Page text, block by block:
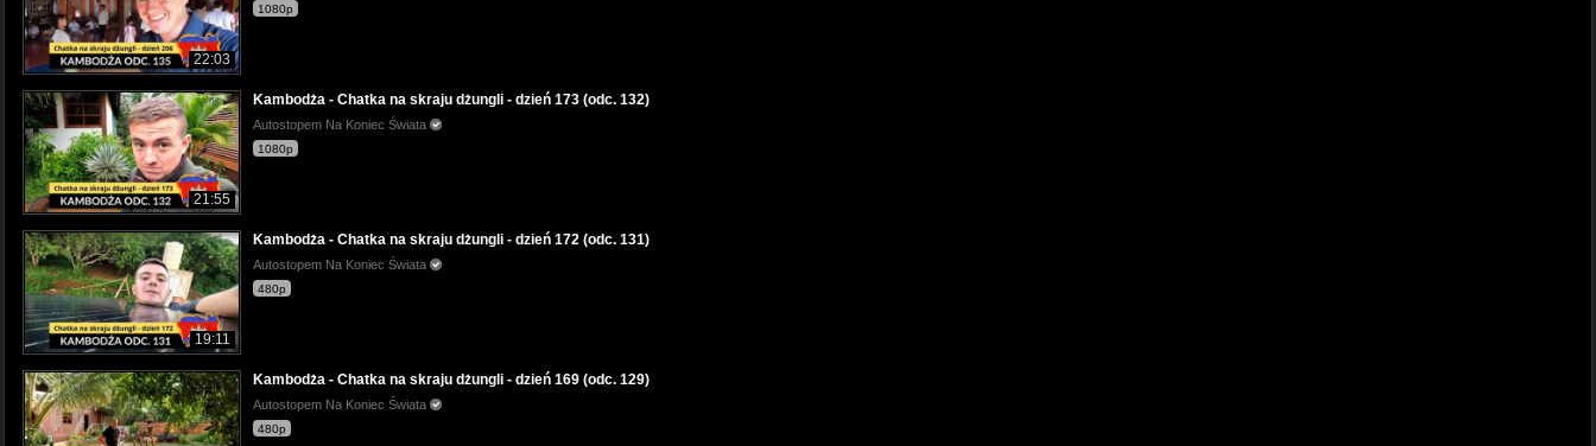
22:03
1080p
21:55
Kambodża - Chatka na skraju dżungli - dzień 173 (odc. 132)
Autostopem Na Koniec Świata
1080p
19:11
Kambodża - Chatka na skraju dżungli - dzień 172 (odc. 131)
Autostopem Na Koniec Świata
480p
Kambodża - Chatka na skraju dżungli - dzień 169 (odc. 129)
Autostopem Na Koniec Świata
480p